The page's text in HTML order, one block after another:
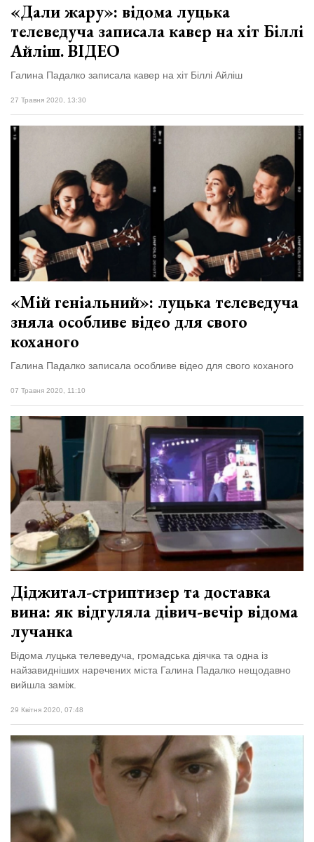
«Дали жару»: відома луцька
телеведуча записала кавер на хіт Біллі
Айліш. ВІДЕО
Галина Падалко записала кавер на хіт Біллі Айліш
27 Травня 2020, 13:30
«Мій геніальний»: луцька телеведуча
зняла особливе відео для свого
коханого
Галина Падалко записала особливе відео для свого коханого
07 Травня 2020, 11:10
Діджитал-стриптизер та доставка
вина: як відгуляла дівич-вечір відома
лучанка
Відома луцька телеведуча, громадська діячка та одна із
найзавидніших наречених міста Галина Падалко нещодавно
вийшла заміж.
29 Квітня 2020, 07:48